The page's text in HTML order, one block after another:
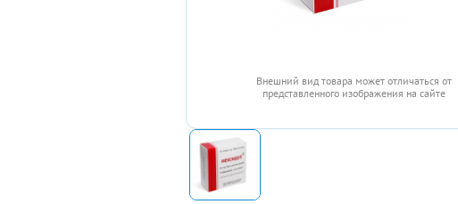
Внешний вид товара может отличаться от
представленного изображения на сайте